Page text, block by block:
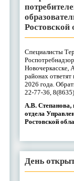
Ростовской
Специалисты
Новочеркасске,
районах
2026 года.
22-77-36,
А.В. Степанова,
отдела
Ростовской
День